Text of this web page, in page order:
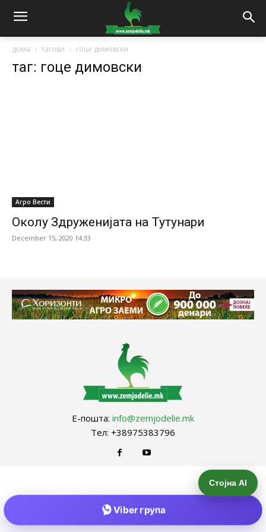
дома тагови гоце димовски
таг: гоце димовски
Агро Вести
Околу Здруженијата на Тутунари
December 15, 2020 14:33
Е-пошта: info@zemjodelie.mk
Тел: +38975383796
Стојна AI
Viber група